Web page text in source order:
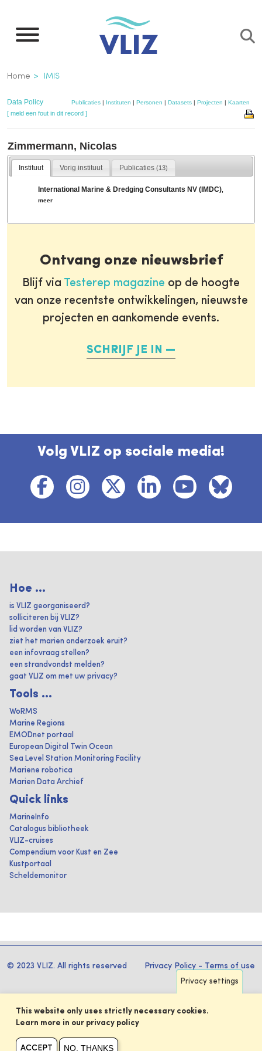
naar
inhoud
gaan
Kruimelpad
Home IMIS
Data Policy Publicaties| Instituten | Personen | Datasets| Projecten | Kaarten
[ meld een fout in dit record ]
Zimmermann, Nicolas
Instituut Vorig instituut Publicaties (13)
International Marine & Dredging Consultants NV (IMDC)
meer
Ontvang onze nieuwsbrief
Blijf via Testerep magazine op de hoogte
van onze recentste ontwikkelingen, nieuwste
projecten en aankomende events.
SCHRIJF JE IN
Volg VLIZ op sociale media!
Hoe ...
is VLIZ georganiseerd?
solliciteren bij VLIZ?
lid worden van VLIZ?
ziet het marien onderzoek eruit?
een infovraag stellen?
een strandvondst melden?
gaat VLIZ om met uw privacy?
Tools ...
WoRMS
Marine Regions
EMODnet portaal
European Digital Twin Ocean
Sea Level Station Monitoring Facility
Mariene robotica
Marien Data Archief
Quick links
MarineInfo
Catalogus bibliotheek
VLIZ-cruises
Compendium voor Kust en Zee
Kustportaal
Scheldemonitor
© 2023 VLIZ. All rights reserved Privacy Policy - Terms of use
Privacy settings
This website only uses strictly necessary cookies.
Learn more in our privacy policy
ACCEPT NO, THANKS